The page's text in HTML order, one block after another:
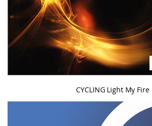
CYCLING Light My Fire